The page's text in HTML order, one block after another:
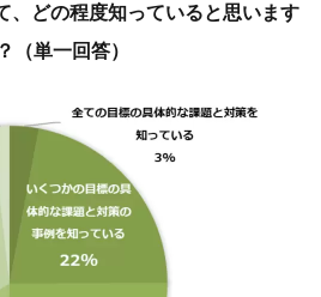
、どの程度知っていると思います
（単一回答）